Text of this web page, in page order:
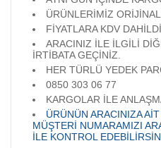
ÜRÜNLERİMİZ
FİYATLARA KDV
ARACINIZ İLE İLGİLİ
İRTİBATA GEÇİNİZ.
HER TÜRLÜ YEDEK
0850 303 06 77
KARGOLAR İLE
ÜRÜNÜN ARACINIZA
MÜŞTERİ NUMARAMIZI
İLE KONTROL